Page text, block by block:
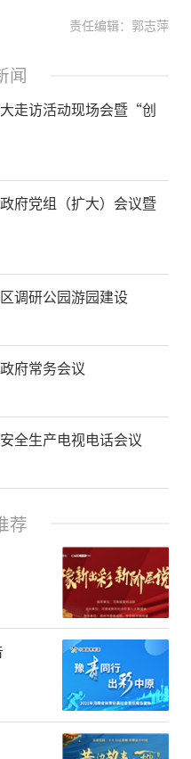
责任编辑：郭志萍
闻
走访活动现场会暨“创
府党组（扩大）会议暨
调研公园游园建设
府常务会议
全生产电视电话会议
荐